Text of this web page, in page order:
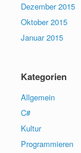
Dezember 2015
Oktober 2015
Januar 2015
Kategorien
Allgemein
C#
Kultur
Programmieren